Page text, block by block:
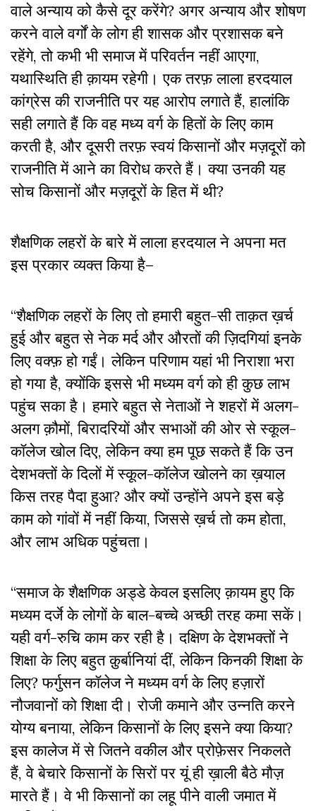
वाले अन्याय को कैसे दूर करेंगे? अगर अन्याय और शोषण
करने वाले वर्गों के लोग ही शासक और प्रशासक बने
रहेंगे, तो कभी भी समाज में परिवर्तन नहीं आएगा,
यथास्थिति ही क़ायम रहेगी। एक तरफ़ लाला हरदयाल
कांग्रेस की राजनीति पर यह आरोप लगाते हैं, हालांकि
सही लगाते हैं कि वह मध्य वर्ग के हितों के लिए काम
करती है, और दूसरी तरफ़ स्वयं किसानों और मज़दूरों को
राजनीति में आने का विरोध करते हैं। क्या उनकी यह
सोच किसानों और मज़दूरों के हित में थी?
शैक्षणिक लहरों के बारे में लाला हरदयाल ने अपना मत
इस प्रकार व्यक्त किया है–
“शैक्षणिक लहरों के लिए तो हमारी बहुत-सी ताक़त ख़र्च
हुई और बहुत से नेक मर्द और औरतों की ज़िदगियां इनके
लिए वक्फ़ हो गईं। लेकिन परिणाम यहां भी निराशा भरा
हो गया है, क्योंकि इससे भी मध्यम वर्ग को ही कुछ लाभ
पहुंच सका है। हमारे बहुत से नेताओं ने शहरों में अलग-
अलग क़ौमों, बिरादरियों और सभाओं की ओर से स्कूल-
कॉलेज खोल दिए, लेकिन क्या हम पूछ सकते हैं कि उन
देशभक्तों के दिलों में स्कूल-कॉलेज खोलने का ख़याल
किस तरह पैदा हुआ? और क्यों उन्होंने अपने इस बड़े
काम को गांवों में नहीं किया, जिससे ख़र्च तो कम होता,
और लाभ अधिक पहुंचता।
“समाज के शैक्षणिक अड्डे केवल इसलिए क़ायम हुए कि
मध्यम दर्जे के लोगों के बाल-बच्चे अच्छी तरह कमा सकें।
यही वर्ग-रुचि काम कर रही है। दक्षिण के देशभक्तों ने
शिक्षा के लिए बहुत क़ुर्बानियां दीं, लेकिन किनकी शिक्षा के
लिए? फर्गुसन कॉलेज ने मध्यम वर्ग के लिए हज़ारों
नौजवानों को शिक्षा दी। रोजी कमाने और उन्नति करने
योग्य बनाया, लेकिन किसानों के लिए इसने क्या किया?
इस कालेज में से जितने वकील और प्रोफ़ेसर निकलते
हैं, वे बेचारे किसानों के सिरों पर यूं ही ख़ाली बैठे मौज़
मारते हैं। वे भी किसानों का लहू पीने वाली जमात में